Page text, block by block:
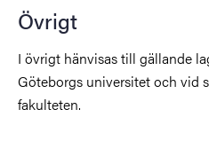
Övrigt
I övrigt hänvisas till gällande
Göteborgs universitet och vid
fakulteten.